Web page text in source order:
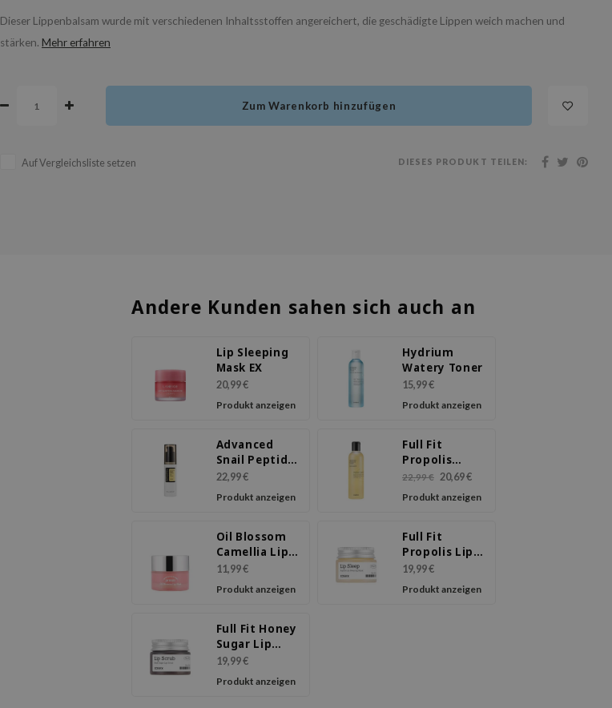
Dieser Lippenbalsam wurde mit verschiedenen Inhaltsstoffen angereichert, die geschädigte Lippen weich machen und
stärken. Mehr erfahren
Zum Warenkorb hinzufügen
Auf Vergleichsliste setzen DIESES PRODUKT TEILEN:
Andere Kunden sahen sich auch an
Lip Sleeping
Mask EX
20,99 €
Produkt anzeigen
Hydrium
Watery Toner
15,99 €
Produkt anzeigen
Advanced
Snail Peptide
Eye Cream
22,99 €
Produkt anzeigen
Full Fit
Propolis
Synergy
Toner
22,99 € 20,69 €
Produkt anzeigen
Oil Blossom
Camellia Lip
Mask
11,99 €
Produkt anzeigen
Full Fit
Propolis Lip
Sleeping Mask
19,99 €
Produkt anzeigen
Full Fit Honey
Sugar Lip
Scrub
19,99 €
Produkt anzeigen